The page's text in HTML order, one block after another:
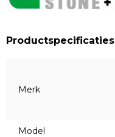
Productspecificaties
Merk
Model